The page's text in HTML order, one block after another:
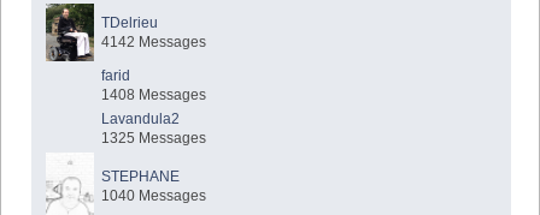
TDelrieu
4142 Messages
farid
1408 Messages
Lavandula2
1325 Messages
STEPHANE
1040 Messages